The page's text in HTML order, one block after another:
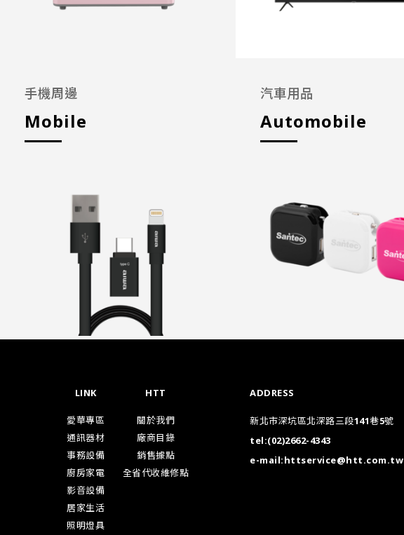
手機周邊
Mobile
汽車用品
Automobile
LINK
愛華專區
通訊器材
事務設備
廚房家電
影音設備
居家生活
照明燈具
HTT
關於我們
廠商目錄
銷售據點
全省代收維修點
ADDRESS
新北市深坑區北深路三段141巷5號
tel:(02)2662-4343
e-mail:httservice@htt.com.tw